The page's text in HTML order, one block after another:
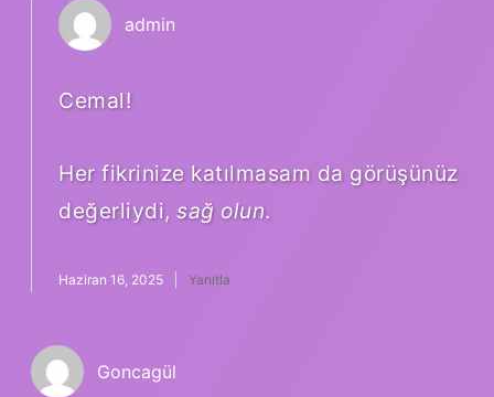
admin
Cemal!
Her fikrinize katılmasam da görüşünüz
değerliydi, sağ olun.
Haziran 16, 2025 Yanıtla
Goncagül